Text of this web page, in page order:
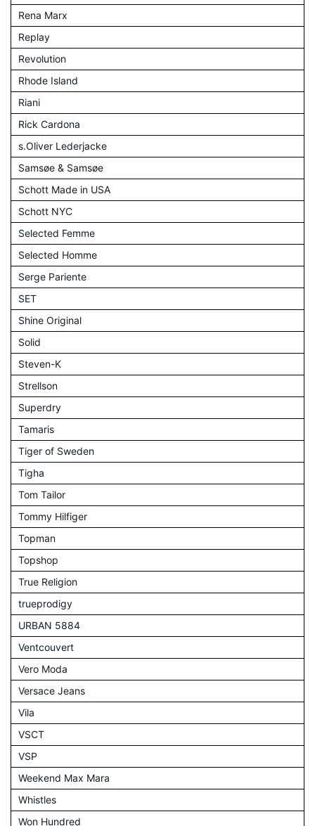
Rena Marx
Replay
Revolution
Rhode Island
Riani
Rick Cardona
s.Oliver Lederjacke
Samsøe & Samsøe
Schott Made in USA
Schott NYC
Selected Femme
Selected Homme
Serge Pariente
SET
Shine Original
Solid
Steven-K
Strellson
Superdry
Tamaris
Tiger of Sweden
Tigha
Tom Tailor
Tommy Hilfiger
Topman
Topshop
True Religion
trueprodigy
URBAN 5884
Ventcouvert
Vero Moda
Versace Jeans
Vila
VSCT
VSP
Weekend Max Mara
Whistles
Won Hundred